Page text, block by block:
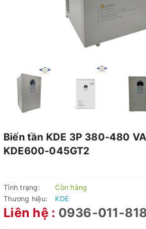
Biến tần KDE 3P 380-480
KDE600-045GT2
Tình trạng:
Còn hàng
Thương hiệu:
KDE
Liên hệ : 0936-011-